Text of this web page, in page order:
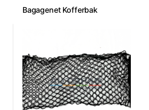
Bagagenet Kofferbak